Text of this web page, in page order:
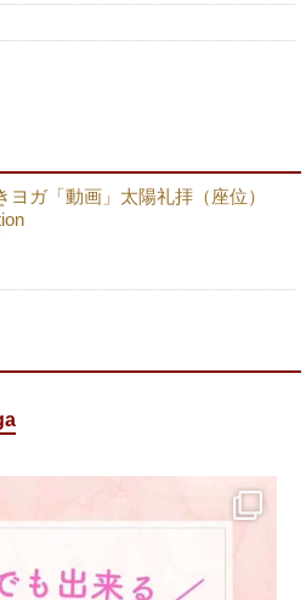
ヨガ「動画」太陽礼拝（座位）